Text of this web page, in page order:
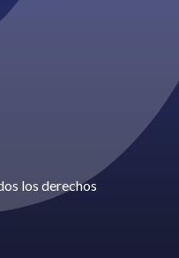
los derechos